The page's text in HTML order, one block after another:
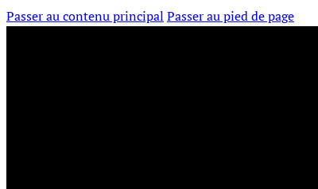
Passer au contenu principal Passer au pied de page